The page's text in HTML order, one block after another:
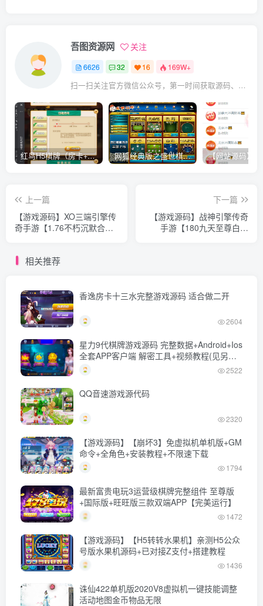
吾图资源网 关注
6626 32 16 169W+
扫一扫关注官方微信公众号，第一时间获取源码、网赚项目资源教程，自媒体等知识干货，让互联网创业赚钱更简单。
红鸟H5棋牌（房卡+金币）全套双模式游戏源码 网狐经典版之盛世棋牌完整游戏源码（包含文档、架设教程、网站、源代码等）
上一篇
【游戏源码】XO三端引擎传
奇手游【1.76不朽沉默合击
细搭建教程+视频
下一篇
【游戏源码】战神引擎传奇
手游【180九天至尊白猪
相关推荐
香逸房卡十三水完整游戏源码 适合做二开
2604
星力9代棋牌游戏源码 完整数据+Android+Ios
全套APP客户端 解密工具+视频教程(见另个
链接)
2522
QQ音速游戏源代码
2320
【游戏源码】【崩坏3】免虚拟机单机版+GM
命令+全角色+安装教程+不限速下载
1794
最新富贵电玩3运营级棋牌完整组件 至尊版
+国际版+旺旺版三款双端APP【完美运行】
1472
【游戏源码】【H5转转水果机】亲测H5公众
号版水果机源码+已对接Z支付+搭建教程
1436
诛仙422单机版2020V8虚拟机一键技能调整
活动地图金币物品无限